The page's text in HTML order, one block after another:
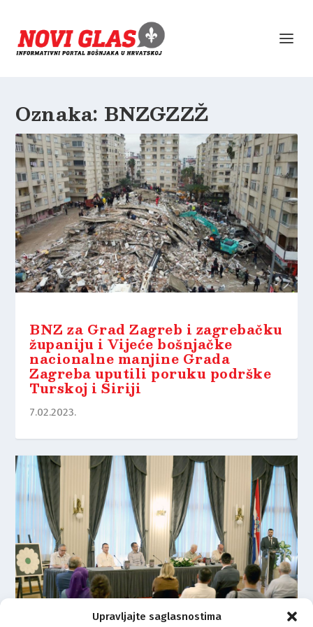
Upravljajte saglasnostima
Oznaka: BNZGZZŽ
BNZ za Grad Zagreb i zagrebačku
županiju i Vijeće bošnjačke
nacionalne manjine Grada
Zagreba uputili poruku podrške
Turskoj i Siriji
7.02.2023.